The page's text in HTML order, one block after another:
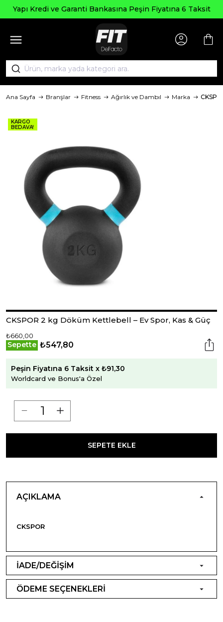
Yapı Kredi ve Garanti Bankasına Peşin Fiyatına 6 Taksit
Ana Sayfa Branşlar Fitness Ağırlık ve Dambıl Marka
KARGO
BEDAVA!
CKSPOR 2 kg Döküm Kettlebell – Ev Spor, Kas & Güç
₺660,00
Sepette ₺547,80
Peşin Fiyatına 6 Taksit x ₺91,30
Worldcard ve Bonus'a Özel
SEPETE EKLE
AÇIKLAMA
CKSPOR
İADE/DEĞİŞİM
ÖDEME SEÇENEKLERİ